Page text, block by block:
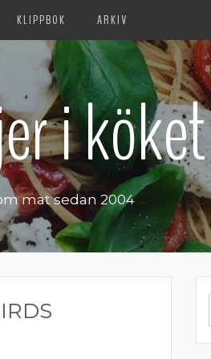
KLIPPBOK ARKIV
i köket
mat sedan 2004